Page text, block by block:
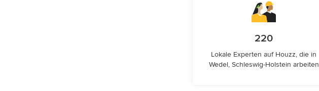
220
Lokale Experten auf Houzz, die in
Wedel, Schleswig-Holstein arbeiten